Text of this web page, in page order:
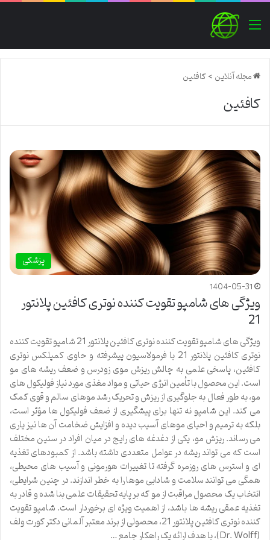
منو
مجله آنلاین>کافئین
کافئین
پزشکی
1404-05-31
ویژگی های شامپو تقویت کننده نوتری کافئین پلانتور
21
ویژگی های شامپو تقویت کننده نوتری کافئین پلانتور 21 شامپو تقویت کننده
نوتری کافئین پلانتور 21 با فرمولاسیون پیشرفته و حاوی کمپلکس نوتری
کافئین، پاسخی علمی به چالش ریزش موی زودرس و ضعف ریشه های مو
است. این محصول با تأمین انرژی حیاتی و مواد مغذی مورد نیاز فولیکول های
مو، به طور فعال به جلوگیری از ریزش و تحریک رشد موهای سالم و قوی کمک
می کند. این شامپو نه تنها برای پیشگیری از ضعف فولیکول ها مؤثر است،
بلکه به ترمیم و احیای موهای آسیب دیده و افزایش ضخامت آن ها نیز یاری
می رساند. ریزش مو، یکی از دغدغه های رایج در میان افراد در سنین مختلف
است که می تواند ریشه در عوامل متعددی داشته باشد. از کمبودهای تغذیه
ای و استرس های روزمره گرفته تا تغییرات هورمونی و آسیب های محیطی،
همگی می توانند سلامت و شادابی موها را به خطر اندازند. در چنین شرایطی،
انتخاب یک محصول مراقبت از مو که بر پایه تحقیقات علمی بنا شده و قادر به
تغذیه عمقی ریشه ها باشد، از اهمیت ویژه ای برخوردار است. شامپو تقویت
کننده نوتری کافئین پلانتور 21، محصولی از برند معتبر آلمانی دکتر کورت ولف
(Dr. Wolff)، با هدف ارائه یک راهکار جامع …